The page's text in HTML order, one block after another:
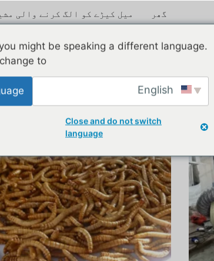
گھر میل کیڑے کو الگ کرنے والی
might be speaking a different language.
to:
Close and do not switch
language